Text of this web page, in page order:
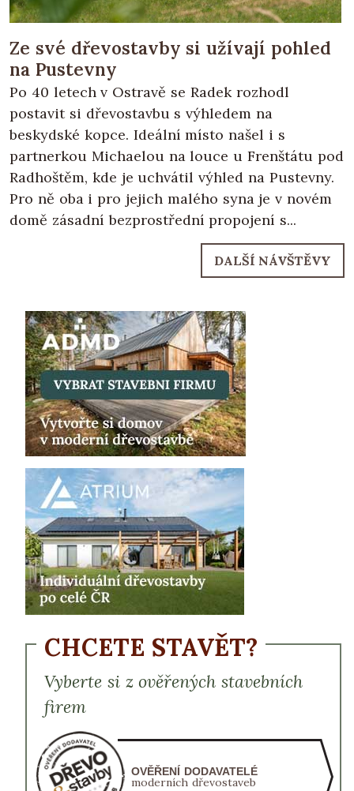
Ze své dřevostavby si užívají pohled
na Pustevny
Po 40 letech v Ostravě se Radek rozhodl
postavit si dřevostavbu s výhledem na
beskydské kopce. Ideální místo našel i s
partnerkou Michaelou na louce u Frenštátu pod
Radhoštěm, kde je uchvátil výhled na Pustevny.
Pro ně oba i pro jejich malého syna je v novém
domě zásadní bezprostřední propojení s...
DALŠÍ NÁVŠTĚVY
CHCETE STAVĚT?
Vyberte si z ověřených stavebních
firem
OVĚŘENÍ DODAVATELÉ
moderních dřevostaveb